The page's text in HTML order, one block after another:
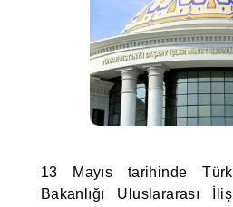
13 Mayıs tarihinde
Bakanlığı Uluslararası